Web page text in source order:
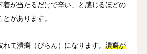
着が当たるだけで辛い」と感じるほどの
があります。
て潰瘍（びらん）になります。 潰瘍が